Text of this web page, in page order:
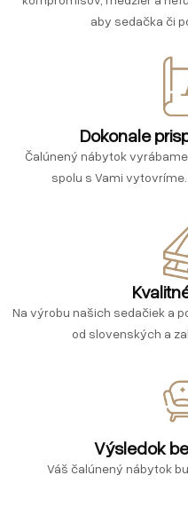
aby sedačka či
Dokonale
Čalúnený nábytok
spolu s Vami
Na výrobu našich sedačiek a
od slovenských a
Výsledok
Váš čalúnený nábytok